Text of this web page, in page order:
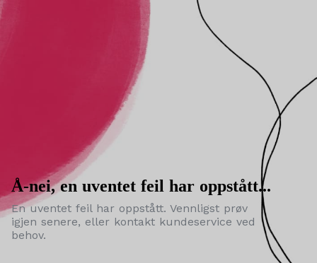
Å-nei, en uventet feil har oppstått...
En uventet feil har oppstått. Vennligst prøv
igjen senere, eller kontakt kundeservice ved
behov.